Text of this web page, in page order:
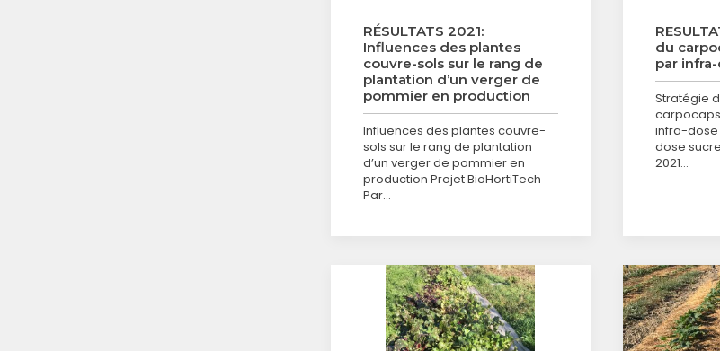
RÉSULTATS 2021:
Influences des plantes
couvre-sols sur le rang de
plantation d’un verger de
pommier en production
Influences des plantes couvre-
sols sur le rang de plantation
d’un verger de pommier en
production Projet BioHortiTech
Par…
du
par
Stratégie
infra-dose
dose
2021…